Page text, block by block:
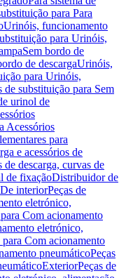
para Para
Urinóis, funcionamento
para Urinóis,
Sem bordo de
de descargaUrinóis,
para Urinóis,
de substituição para Sem
urinol de
Acessórios
para
e acessórios de
de descarga, curvas de
de fixaçãoDistribuidor de
De interiorPeças de
eletrónico,
Com acionamento
eletrónico,
Com acionamento
pneumáticoPeças
ExteriorPeças de